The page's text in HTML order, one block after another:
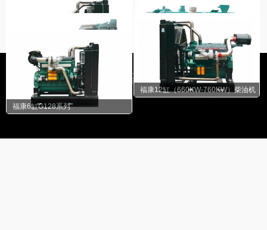
福康小功率4缸系列柴油机
福康6缸（220KW-255KW）柴油机
福康四气门FK1100-TLD11 /1100KW
福康12缸（820KW-965KW）柴油机
福康12缸（410KW-610KW）柴油机
福康四增压FK1200-TLD11 /1200KW
福康12缸（660KW-760KW）柴油机
福康6缸G128系列
Copyright © 2019
All rights reserved
备案号：
闽ICP备16025243号-1
技术支持：
万美云计算